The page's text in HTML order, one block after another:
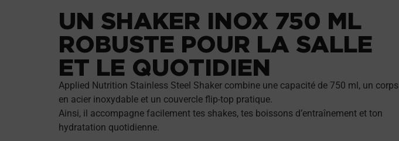
UN SHAKER INOX 750 ML
ROBUSTE POUR LA SALLE
ET LE QUOTIDIEN
Applied Nutrition Stainless Steel Shaker combine une capacité de 750 ml, un corps
en acier inoxydable et un couvercle flip-top pratique.
Ainsi, il accompagne facilement tes shakes, tes boissons d’entraînement et ton
hydratation quotidienne.